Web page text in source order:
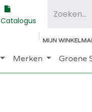
Catalogus
MIJN
Merken Groene